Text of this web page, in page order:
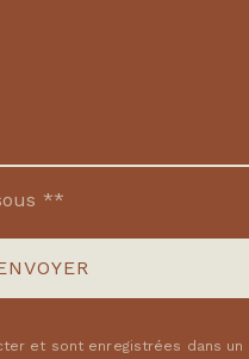
**
et sont enregistrées dans